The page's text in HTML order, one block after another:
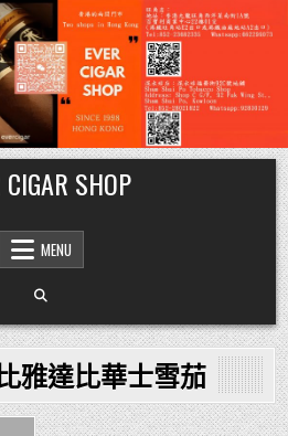
CIGAR SHOP
MENU
雅達比華士雪茄